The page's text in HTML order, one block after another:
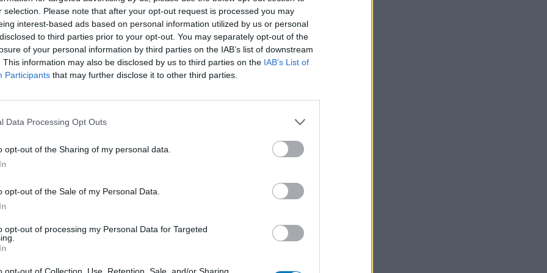
selection. Please note that after your opt-out request is processed you may
interest-based ads based on personal information utilized by us or personal
to third parties prior to your opt-out. You may separately opt-out of the
of your personal information by third parties on the IAB’s list of downstream
This information may also be disclosed by us to third parties on the IAB’s List of
Participants that may further disclose it to other third parties.
Data Processing Opt Outs
opt-out of the Sharing of my personal data.
opt-out of the Sale of my Personal Data.
opt-out of processing my Personal Data for Targeted
opt-out of Collection, Use, Retention, Sale, and/or Sharing
Effectiviteit
Hoeveelheid bijwerkingen
maar
met
al 6
over bijwerkingen; namelijk koortsstuip.
geen bijwerkingen, en de kleine lijkt wel
1
Anticonceptie - overig